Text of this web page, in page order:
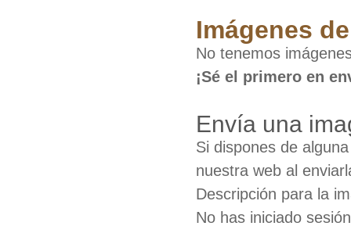
Imágenes
No tenemos
¡Sé el primero en
Envía una
Si dispones de
nuestra web al
Descripción para la
No has iniciado